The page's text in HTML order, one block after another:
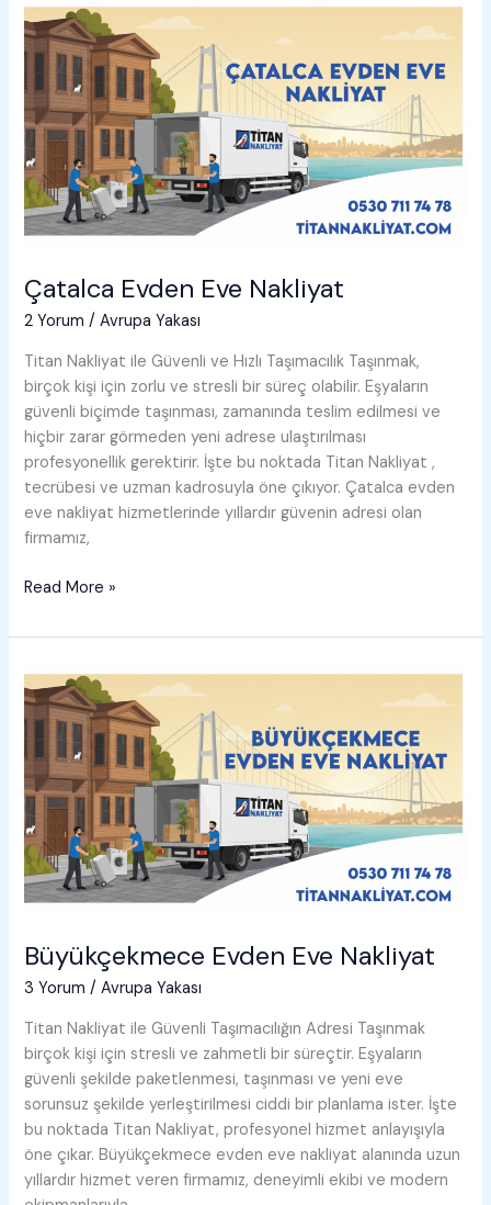
Çatalca Evden Eve Nakliyat
2 Yorum /Avrupa Yakası
Titan Nakliyat ile Güvenli ve Hızlı Taşımacılık Taşınmak,
birçok kişi için zorlu ve stresli bir süreç olabilir. Eşyaların
güvenli biçimde taşınması, zamanında teslim edilmesi ve
hiçbir zarar görmeden yeni adrese ulaştırılması
profesyonellik gerektirir. İşte bu noktada Titan Nakliyat ,
tecrübesi ve uzman kadrosuyla öne çıkıyor. Çatalca evden
eve nakliyat hizmetlerinde yıllardır güvenin adresi olan
firmamız,
Çatalca
Eve
Read More »
Büyükçekmece Evden Eve Nakliyat
3 Yorum /Avrupa Yakası
Titan Nakliyat ile Güvenli Taşımacılığın Adresi Taşınmak
birçok kişi için stresli ve zahmetli bir süreçtir. Eşyaların
güvenli şekilde paketlenmesi, taşınması ve yeni eve
sorunsuz şekilde yerleştirilmesi ciddi bir planlama ister. İşte
bu noktada Titan Nakliyat, profesyonel hizmet anlayışıyla
öne çıkar. Büyükçekmece evden eve nakliyat alanında uzun
yıllardır hizmet veren firmamız, deneyimli ekibi ve modern